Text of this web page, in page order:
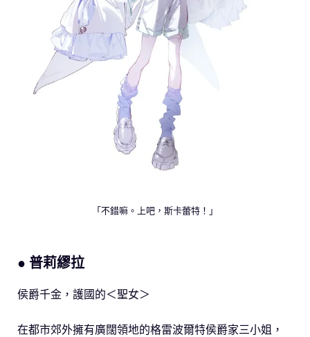
「不錯嘛。上吧，斯卡蕾特！」
● 普莉繆拉
侯爵千金，護國的＜聖女＞
在都市郊外擁有廣闊領地的格雷波爾特侯爵家三小姐，